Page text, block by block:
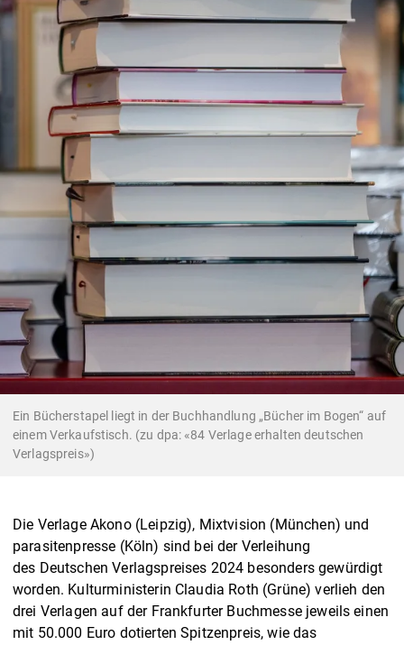
Ein Bücherstapel liegt in der Buchhandlung „Bücher im Bogen“ auf
einem Verkaufstisch. (zu dpa: «84 Verlage erhalten deutschen
Verlagspreis»)
Die Verlage Akono (Leipzig), Mixtvision (München) und
parasitenpresse (Köln) sind bei der Verleihung
des Deutschen Verlagspreises 2024 besonders gewürdigt
worden. Kulturministerin Claudia Roth (Grüne) verlieh den
drei Verlagen auf der Frankfurter Buchmesse jeweils einen
mit 50.000 Euro dotierten Spitzenpreis, wie das